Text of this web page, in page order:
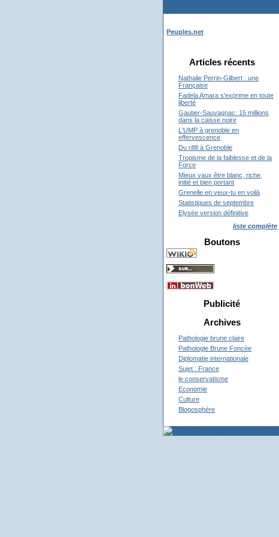
Peuples.net
Articles récents
Nathalie Perrin-Gilbert : une
Française
Fadela Amara s'exprime en toute
liberté
Gautier-Sauvagnac: 15 millions
dans la caisse noire
L'UMP à grenoble en
effervescence
Du rififi à Grenoble
Tropisme de la faiblesse et de la
Force
Mieux vaux être blanc, riche,
initié et bien portant
Grenelle en veux-tu en voilà
Statistiques de septembre
Elysée version définitive
liste complète
Boutons
Publicité
Archives
Pathologie brune claire
Pathologie Brune Foncée
Diplomatie internationale
Sujet : France
le conservatisme
Economie
Culture
Blogosphère